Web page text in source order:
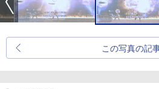
この写真の記